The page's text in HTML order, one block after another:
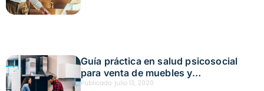
Guía práctica en salud psicosocial
para venta de muebles y
electrodomésticos
Publicado: julio 13, 2020